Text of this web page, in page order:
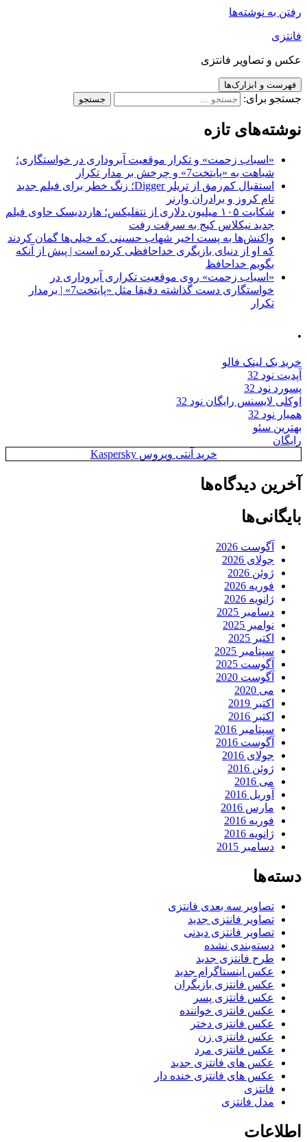
رفتن به نوشته‌ها
فانتزی
عکس و تصاویر فانتزی
فهرست و ابزارک‌ها
جستجو برای:
نوشته‌های تازه
«اسباب زحمت» و تکرار موقعیت آبروداری در خواستگاری؛
شباهت به «پایتخت7» و چرخش بر مدار تکرار
استقبال کم‌رمق از تریلر Digger؛ زنگ خطر برای فیلم جدید
تام کروز و برادران وارنر
شکایت ۱۰۵ میلیون دلاری از نتفلیکس؛ هارددیسک حاوی فیلم
جدید نیکلاس کیج به سرقت رفت
واکنش‌ها به پست اخیر شهاب حسینی که خیلی‌ها گمان کردند
که او از دنیای بازیگری خداحافظی کرده است | پیش از آنکه
بگویم خداحافظ
«اسباب زحمت» روی موقعیت تکراری آبروداری در
خواستگاری دست گذاشته دقیقا مثل «پایتخت7» | برمدار
تکرار
.
خرید بک لینک فالو
آپدیت نود 32
پسورد نود 32
اوکلی لایسنس رایگان نود 32
همیار نود 32
بهترین سئو
رایگان
خرید آنتی ویروس Kaspersky
آخرین دیدگاه‌ها
بایگانی‌ها
آگوست 2026
جولای 2026
ژوئن 2026
فوریه 2026
ژانویه 2026
دسامبر 2025
نوامبر 2025
اکتبر 2025
سپتامبر 2025
آگوست 2025
آگوست 2020
می 2020
اکتبر 2019
اکتبر 2016
سپتامبر 2016
آگوست 2016
جولای 2016
ژوئن 2016
می 2016
آوریل 2016
مارس 2016
فوریه 2016
ژانویه 2016
دسامبر 2015
دسته‌ها
تصاویر سه بعدی فانتزی
تصاویر فانتزی جدید
تصاویر فانتزی دیدنی
دسته‌بندی نشده
طرح فانتزی جدید
عکس اینستاگرام جدید
عکس فانتزی بازیگران
عکس فانتزی پسر
عکس فانتزی خواننده
عکس فانتزی دختر
عکس فانتزی زن
عکس فانتزی مرد
عکس های فانتزی جدید
عکس های فانتزی خنده دار
فانتزی
مدل فانتزی
اطلاعات